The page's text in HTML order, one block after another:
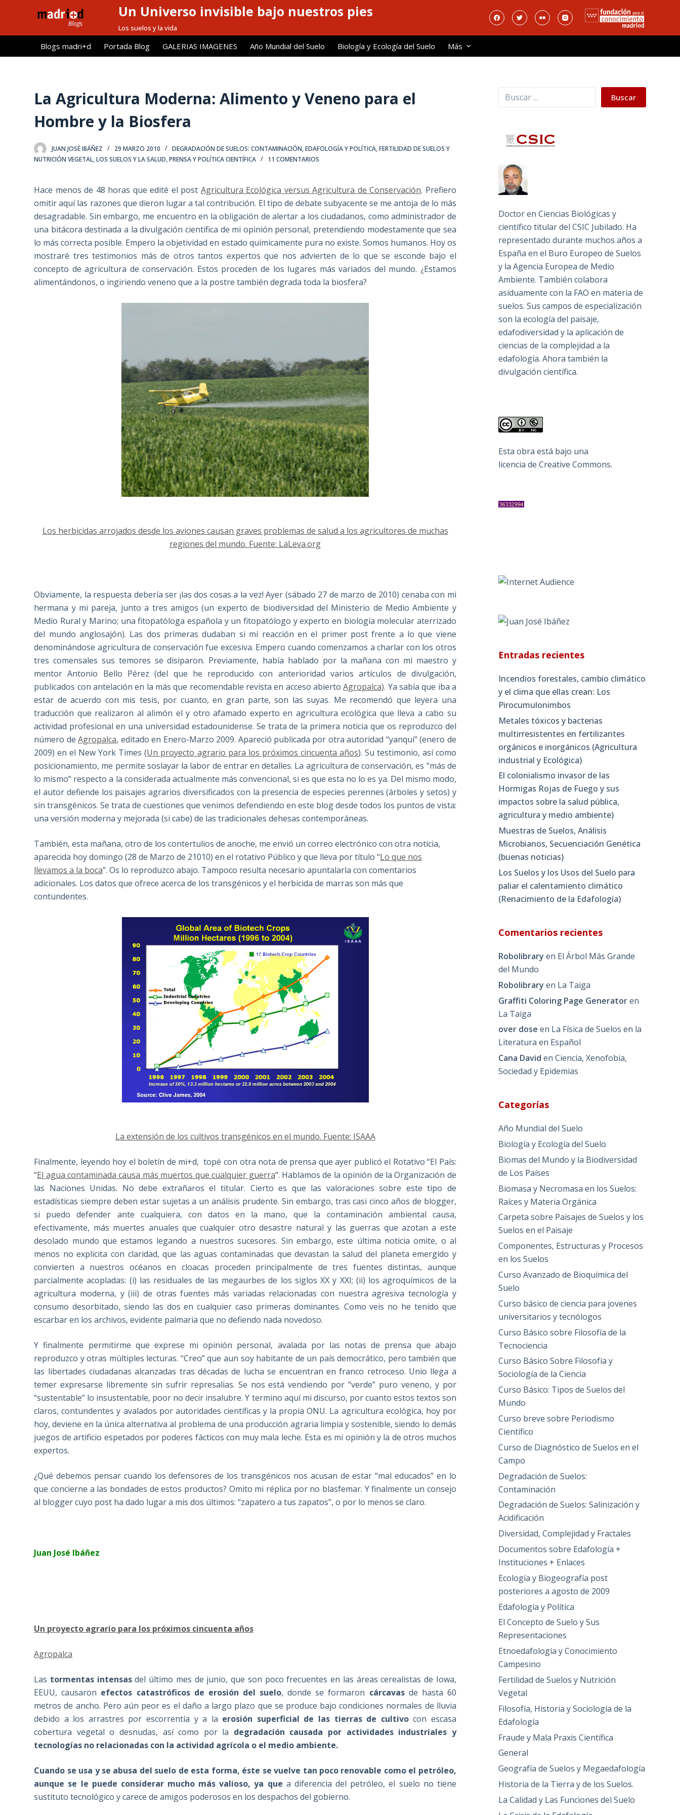
l
Un Universo invisible bajo nuestros pies
Los suelos y la vida
Blogs madri+d Portada Blog GALERIAS IMAGENES Año Mundial del Suelo Biología y Ecología del Suelo Más
La Agricultura Moderna: Alimento y Veneno para el
Hombre y la Biosfera
JUAN JOSÉ IBÁÑEZ 29 MARZO 2010 DEGRADACIÓN DE SUELOS: CONTAMINACIÓN,EDAFOLOGÍA Y POLÍTICA,FERTILIDAD DE SUELOS Y
NUTRICIÓN VEGETAL,LOS SUELOS Y LA SALUD,PRENSA Y POLÍTICA CIENTÍFICA 11 COMENTARIOS
Hace menos de 48 horas que edité el post Agricultura Ecológica versus Agricultura de Conservación. Prefiero
omitir aquí las razones que dieron lugar a tal contribución. El tipo de debate subyacente se me antoja de lo más
desagradable. Sin embargo, me encuentro en la obligación de alertar a los ciudadanos, como administrador de
una bitácora destinada a la divulgación científica de mi opinión personal, pretendiendo modestamente que sea
lo más correcta posible. Empero la objetividad en estado químicamente pura no existe. Somos humanos. Hoy os
mostraré tres testimonios más de otros tantos expertos que nos advierten de lo que se esconde bajo el
concepto de agricultura de conservación. Estos proceden de los lugares más variados del mundo. ¿Estamos
alimentándonos, o ingiriendo veneno que a la postre también degrada toda la biosfera?
Los herbicidas arrojados desde los aviones causan graves problemas de salud a los agricultores de muchas
regiones del mundo. Fuente: LaLeva.org
Obviamente, la respuesta debería ser ¡las dos cosas a la vez! Ayer (sábado 27 de marzo de 2010) cenaba con mi
hermana y mi pareja, junto a tres amigos (un experto de biodiversidad del Ministerio de Medio Ambiente y
Medio Rural y Marino; una fitopatóloga española y un fitopatólogo y experto en biología molecular aterrizado
del mundo anglosajón). Las dos primeras dudaban si mi reacción en el primer post frente a lo que viene
denominándose agricultura de conservación fue excesiva. Empero cuando comenzamos a charlar con los otros
tres comensales sus temores se disiparon. Previamente, había hablado por la mañana con mi maestro y
mentor Antonio Bello Pérez (del que he reproducido con anterioridad varios artículos de divulgación,
publicados con antelación en la más que recomendable revista en acceso abiertoAgropalca). Ya sabía que iba a
estar de acuerdo con mis tesis, por cuanto, en gran parte, son las suyas. Me recomendó que leyera una
traducción que realizaron al alimón el y otro afamado experto en agricultura ecológica que lleva a cabo su
actividad profesional en una universidad estadounidense. Se trata de la primera noticia que os reproduzco del
número deAgropalca, editado en Enero-Marzo 2009. Apareció publicada por otra autoridad “yanqui” (enero de
2009) en el New York Times (Un proyecto agrario para los próximos cincuenta años). Su testimonio, así como
posicionamiento, me permite soslayar la labor de entrar en detalles. La agricultura de conservación, es “más de
lo mismo” respecto a la considerada actualmente más convencional, si es que esta no lo es ya. Del mismo modo,
el autor defiende los paisajes agrarios diversificados con la presencia de especies perennes (árboles y setos) y
sin transgénicos. Se trata de cuestiones que venimos defendiendo en este blog desde todos los puntos de vista:
una versión moderna y mejorada (si cabe) de las tradicionales dehesas contemporáneas.
También, esta mañana, otro de los contertulios de anoche, me envió un correo electrónico con otra noticia,
aparecida hoy domingo (28 de Marzo de 21010) en el rotativo Público y que lleva por título “Lo que nos
llevamos a la boca”. Os lo reproduzco abajo. Tampoco resulta necesario apuntalarla con comentarios
adicionales. Los datos que ofrece acerca de los transgénicos y el herbicida de marras son más que
contundentes.
La extensión de los cultivos transgénicos en el mundo. Fuente: ISAAA
Finalmente, leyendo hoy el boletín de mi+d, topé con otra nota de prensa que ayer publicó el Rotativo “El País:
“El agua contaminada causa más muertos que cualquier guerra”. Hablamos de la opinión de la Organización de
las Naciones Unidas. No debe extrañaros el titular. Cierto es que las valoraciones sobre este tipo de
estadísticas siempre deben estar sujetas a un análisis prudente. Sin embargo, tras casi cinco años de blogger,
si puedo defender ante cualquiera, con datos en la mano, que la contaminación ambiental causa,
efectivamente, más muertes anuales que cualquier otro desastre natural y las guerras que azotan a este
desolado mundo que estamos legando a nuestros sucesores. Sin embargo, este última noticia omite, o al
menos no explicita con claridad, que las aguas contaminadas que devastan la salud del planeta emergido y
convierten a nuestros océanos en cloacas proceden principalmente de tres fuentes distintas, aunque
parcialmente acopladas: (i) las residuales de las megaurbes de los siglos XX y XXI; (ii) los agroquímicos de la
agricultura moderna, y (iii) de otras fuentes más variadas relacionadas con nuestra agresiva tecnología y
consumo desorbitado, siendo las dos en cualquier caso primeras dominantes. Como veis no he tenido que
escarbar en los archivos, evidente palmaria que no defiendo nada novedoso.
Y finalmente permitirme que exprese mi opinión personal, avalada por las notas de prensa que abajo
reproduzco y otras múltiples lecturas. “Creo” que aun soy habitante de un país democrático, pero también que
las libertades ciudadanas alcanzadas tras décadas de lucha se encuentran en franco retroceso. Unio llega a
temer expresarse libremente sin sufrir represalias. Se nos está vendiendo por “verde” puro veneno, y por
“sustentable” lo insustentable, poor no decir insalubre. Y termino aquí mi discurso, por cuanto estos textos son
claros, contundentes y avalados por autoridades científicas y la propia ONU. La agricultura ecológica, hoy por
hoy, deviene en la única alternativa al problema de una producción agraria limpia y sostenible, siendo lo demás
juegos de artificio espetados por poderes fácticos con muy mala leche. Esta es mi opinión y la de otros muchos
expertos.
¿Qué debemos pensar cuando los defensores de los transgénicos nos acusan de estar “mal educados” en lo
que concierne a las bondades de estos productos? Omito mi réplica por no blasfemar. Y finalmente un consejo
al blogger cuyo post ha dado lugar a mis dos últimos: “zapatero a tus zapatos”, o por lo menos se claro.
Juan José Ibáñez
Un proyecto agrario para los próximos cincuenta años
Agropalca
Las tormentas intensasdel último mes de junio, que son poco frecuentes en las áreas cerealistas de Iowa,
EEUU, causaron efectos catastróficos de erosión del suelo, donde se formaron cárcavasde hasta 60
metros de ancho. Pero aún peor es el daño a largo plazo que se produce bajo condiciones normales de lluvia
debido a los arrastres por escorrentía y a la erosión superficial de las tierras de cultivocon escasa
cobertura vegetal o desnudas, así como por la degradación causada por actividades industriales y
tecnologías no relacionadas con la actividad agrícola o el medio ambiente.
Cuando se usa y se abusa del suelo de esta forma, éste se vuelve tan poco renovable como el petróleo,
aunque se le puede considerar mucho más valioso, ya que a diferencia del petróleo, el suelo no tiene
sustituto tecnológico y carece de amigos poderosos en los despachos del gobierno.
Buscar Buscar
Doctor en Ciencias Biológicas y
científico titular del CSIC Jubilado. Ha
representado durante muchos años a
España en el Buro Europeo de Suelos
y la Agencia Europea de Medio
Ambiente. También colabora
asiduamente con la FAO en materia de
suelos. Sus campos de especialización
son la ecología del paisaje,
edafodiversidad y la aplicación de
ciencias de la complejidad a la
edafología. Ahora también la
divulgación científica.
Esta obra está bajo una
licencia de Creative Commons.
Entradas recientes
Incendios forestales, cambio climático
y el clima que ellas crean: Los
Pirocumulonimbos
Metales tóxicos y bacterias
multirresistentes en fertilizantes
orgánicos e inorgánicos (Agricultura
industrial y Ecológica)
El colonialismo invasor de las
Hormigas Rojas de Fuego y sus
impactos sobre la salud pública,
agricultura y medio ambiente)
Muestras de Suelos, Análisis
Microbianos, Secuenciación Genética
(buenas noticias)
Los Suelos y los Usos del Suelo para
paliar el calentamiento climático
(Renacimiento de la Edafología)
Comentarios recientes
Robolibrary en El Árbol Más Grande
del Mundo
Robolibrary en La Taiga
Graffiti Coloring Page Generatoren
La Taiga
over dose en La Física de Suelos en la
Literatura en Español
Cana David enCiencia, Xenofobia,
Sociedad y Epidemias
Categorías
Año Mundial del Suelo
Biología y Ecología del Suelo
Biomas del Mundo y la Biodiversidad
de Los Países
Biomasa y Necromasa en los Suelos:
Raíces y Materia Orgánica
Carpeta sobre Paisajes de Suelos y los
Suelos en el Paisaje
Componentes, Estructuras y Procesos
en los Suelos
Curso Avanzado de Bioquímica del
Suelo
Curso básico de ciencia para jovenes
universitarios y tecnólogos
Curso Básico sobre Filosofía de la
Tecnociencia
Curso Básico Sobre Filosofía y
Sociología de la Ciencia
Curso Básico: Tipos de Suelos del
Mundo
Curso breve sobre Periodismo
Científico
Curso de Diagnóstico de Suelos en el
Campo
Degradación de Suelos:
Contaminación
Degradación de Suelos: Salinización y
Acidificación
Diversidad, Complejidad y Fractales
Documentos sobre Edafología +
Instituciones + Enlaces
Ecología y Biogeografía post
posteriores a agosto de 2009
Edafología y Política
El Concepto de Suelo y Sus
Representaciones
Etnoedafología y Conocimiento
Campesino
Fertilidad de Suelos y Nutrición
Vegetal
Filosofía, Historia y Sociología de la
Edafología
Fraude y Mala Praxis Científica
General
Geografía de Suelos y Megaedafología
Historia de la Tierra y de los Suelos.
La Calidad y Las Funciones del Suelo